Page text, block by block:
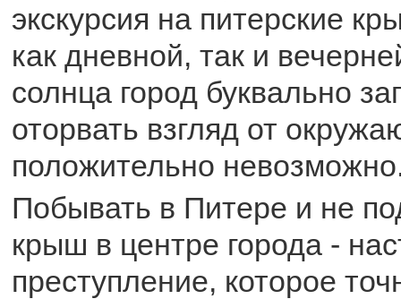
экскурсия на питерские
как дневной, так и
солнца город буквально
оторвать взгляд от
положительно
Побывать в Питере и не
крыш в центре города -
преступление, которое